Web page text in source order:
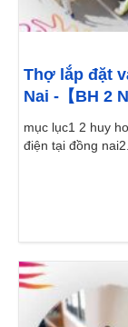
Thợ lắp đặt
Nai -【BH 2
mục lục1 2 huy
điện tại đồng